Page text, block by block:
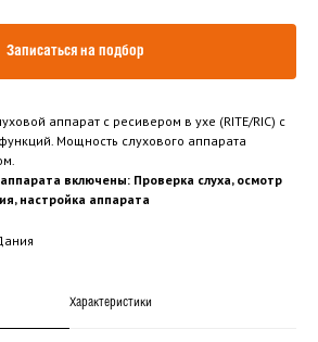
Записаться на подбор
аппарат с ресивером в ухе (RITE/RIC) с
Мощность слухового аппарата
включены: Проверка слуха, осмотр
настройка аппарата
Характеристики